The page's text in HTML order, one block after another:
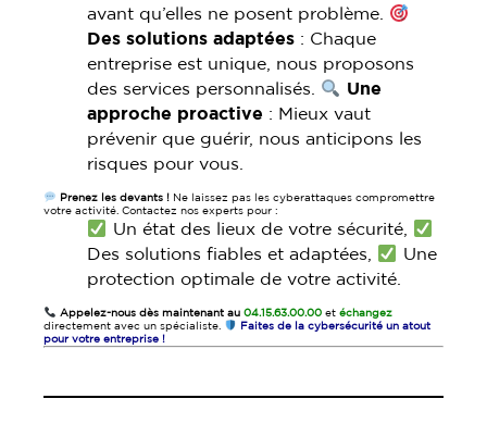
avant qu’elles ne posent problème.
Des solutions adaptées : Chaque
entreprise est unique, nous proposons
des services personnalisés.
Une
approche proactive : Mieux vaut
prévenir que guérir, nous anticipons les
risques pour vous.
Prenez les devants !Ne laissez pas les cyberattaques compromettre
votre activité. Contactez nos experts pour :
Un état des lieux de votre sécurité,
Des solutions fiables et adaptées,
Une
protection optimale de votre activité.
Appelez-nous dès maintenant au 04.15.63.00.00et échangez
directement avec un spécialiste.
Faites de la cybersécurité un atout
pour votre entreprise !